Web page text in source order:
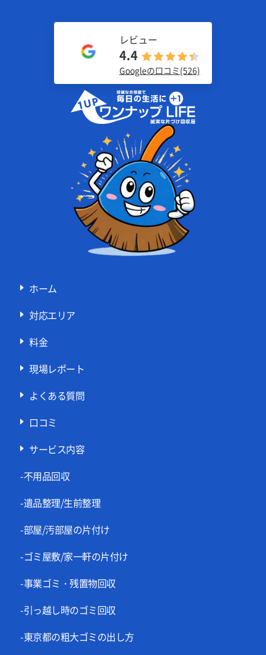
レビュー
4.4
Googleの口コミ(526)
ホーム
対応エリア
料金
現場レポート
よくある質問
口コミ
サービス内容
-不用品回収
-遺品整理/生前整理
-部屋/汚部屋の片付け
-ゴミ屋敷/家一軒の片付け
-事業ゴミ・残置物回収
-引っ越し時のゴミ回収
-東京都の粗大ゴミの出し方